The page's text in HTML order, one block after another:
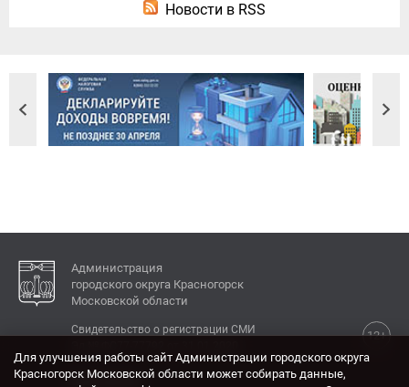
Новости в RSS
Администрация
городского округа Красногорск
Московской области
12+
Свидетельство о регистрации СМИ
КОНТАКТЫ
Для улучшения работы сайт Администрации городского округа
Красногорск Московской области может собирать данные,